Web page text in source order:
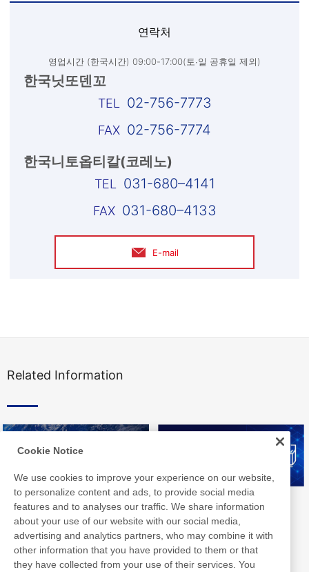
연락처
영업시간 (한국시간) 09:00-17:00(토∙일 공휴일 제외)
한국닛또덴꼬
02-756-7773
02-756-7774
한국니토옵티칼(코레노)
031-680–4141
031-680–4133
E-mail
Related Information
Nitto Group Integrated Report Nitto Library
Cookie Notice
We use cookies to improve your experience on our website,
to personalize content and ads, to provide social media
features and to analyses our traffic. We share information
about your use of our website with our social media,
advertising and analytics partners, who may combine it with
other information that you have provided to them or that
they have collected from your use of their services. You